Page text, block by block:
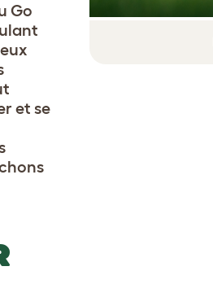
Go
et se